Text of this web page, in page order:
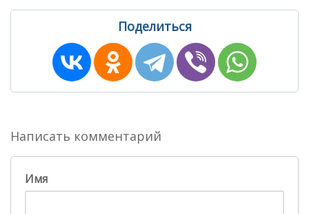
Поделиться
Написать комментарий
Имя